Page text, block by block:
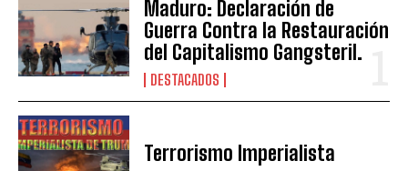
Maduro: Declaración de
Guerra Contra la Restauración
del Capitalismo Gangsteril.
DESTACADOS
Terrorismo Imperialista